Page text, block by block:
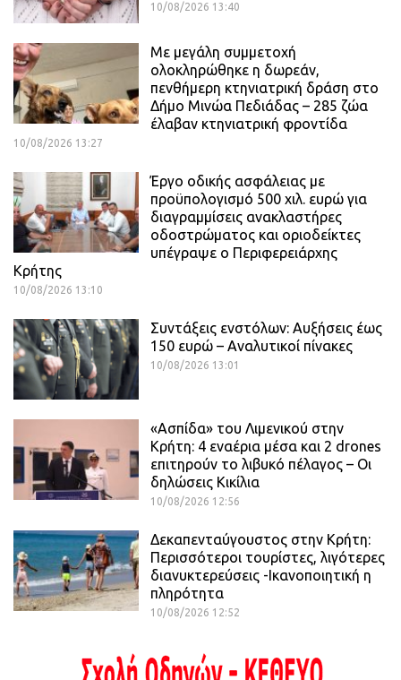
10/08/2026 13:40
Με μεγάλη συμμετοχή
ολοκληρώθηκε η δωρεάν,
πενθήμερη κτηνιατρική δράση στο
Δήμο Μινώα Πεδιάδας – 285 ζώα
έλαβαν κτηνιατρική φροντίδα
10/08/2026 13:27
Έργο οδικής ασφάλειας με
προϋπολογισμό 500 χιλ. ευρώ για
διαγραμμίσεις ανακλαστήρες
οδοστρώματος και οριοδείκτες
υπέγραψε ο Περιφερειάρχης
Κρήτης
10/08/2026 13:10
Συντάξεις ενστόλων: Αυξήσεις έως
150 ευρώ – Αναλυτικοί πίνακες
10/08/2026 13:01
«Ασπίδα» του Λιμενικού στην
Κρήτη: 4 εναέρια μέσα και 2 drones
επιτηρούν το λιβυκό πέλαγος – Οι
δηλώσεις Κικίλια
10/08/2026 12:56
Δεκαπενταύγουστος στην Κρήτη:
Περισσότεροι τουρίστες, λιγότερες
διανυκτερεύσεις -Ικανοποιητική η
πληρότητα
10/08/2026 12:52